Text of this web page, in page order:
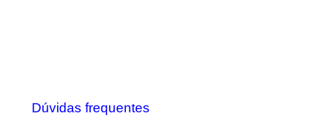
Dúvidas frequentes